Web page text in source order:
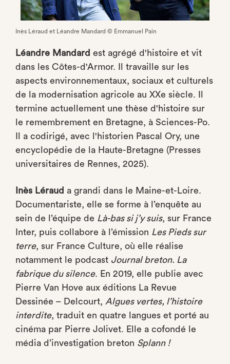
Inès Léraud et Léandre Mandard © Emmanuel Pain
Léandre Mandard est agrégé d'histoire et vit
dans les Côtes-d'Armor. Il travaille sur les
aspects environnementaux, sociaux et culturels
de la modernisation agricole au XXe siècle. Il
termine actuellement une thèse d'histoire sur
le remembrement en Bretagne, à Sciences-Po.
Il a codirigé, avec l'historien Pascal Ory, une
encyclopédie de la Haute-Bretagne (Presses
universitaires de Rennes, 2025).
Inès Léraud a grandi dans le Maine-et-Loire.
Documentariste, elle se forme à l’enquête au
sein de l’équipe de Là-bas si j’y suis, sur France
Inter, puis collabore à l’émission Les Pieds sur
terre, sur France Culture, où elle réalise
notamment le podcast Journal breton. La
fabrique du silence. En 2019, elle publie avec
Pierre Van Hove aux éditions La Revue
Dessinée – Delcourt, Algues vertes, l’histoire
interdite, traduit en quatre langues et porté au
cinéma par Pierre Jolivet. Elle a cofondé le
média d’investigation breton Splann !